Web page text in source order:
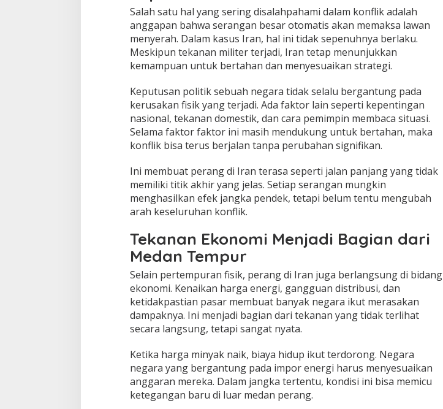
Salah satu hal yang sering disalahpahami dalam konflik adalah
anggapan bahwa serangan besar otomatis akan memaksa lawan
menyerah. Dalam kasus Iran, hal ini tidak sepenuhnya berlaku.
Meskipun tekanan militer terjadi, Iran tetap menunjukkan
kemampuan untuk bertahan dan menyesuaikan strategi.
Keputusan politik sebuah negara tidak selalu bergantung pada
kerusakan fisik yang terjadi. Ada faktor lain seperti kepentingan
nasional, tekanan domestik, dan cara pemimpin membaca situasi.
Selama faktor faktor ini masih mendukung untuk bertahan, maka
konflik bisa terus berjalan tanpa perubahan signifikan.
Ini membuat perang di Iran terasa seperti jalan panjang yang tidak
memiliki titik akhir yang jelas. Setiap serangan mungkin
menghasilkan efek jangka pendek, tetapi belum tentu mengubah
arah keseluruhan konflik.
Tekanan Ekonomi Menjadi Bagian dari
Medan Tempur
Selain pertempuran fisik, perang di Iran juga berlangsung di bidang
ekonomi. Kenaikan harga energi, gangguan distribusi, dan
ketidakpastian pasar membuat banyak negara ikut merasakan
dampaknya. Ini menjadi bagian dari tekanan yang tidak terlihat
secara langsung, tetapi sangat nyata.
Ketika harga minyak naik, biaya hidup ikut terdorong. Negara
negara yang bergantung pada impor energi harus menyesuaikan
anggaran mereka. Dalam jangka tertentu, kondisi ini bisa memicu
ketegangan baru di luar medan perang.